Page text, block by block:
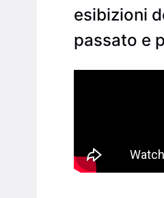
esibizioni
passato e